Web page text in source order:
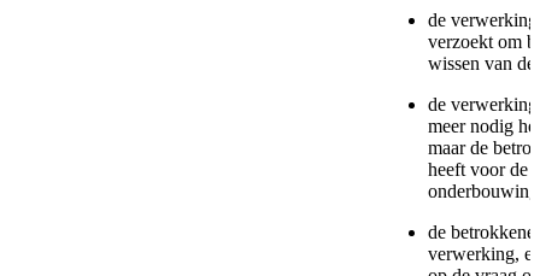
de
verzoekt om
wissen van de
de
meer nodig
maar de
heeft voor de
de betrokkene
verwerking,